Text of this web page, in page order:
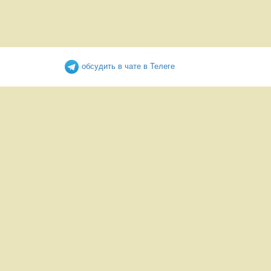
обсудить в чате в Телеге